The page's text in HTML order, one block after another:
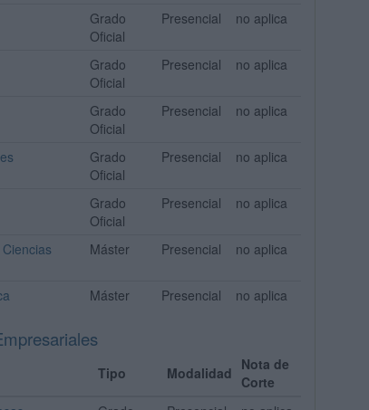
Grado
Oficial
Presencial no aplica
Grado
Oficial
Presencial no aplica
Grado
Oficial
Presencial no aplica
Grado
Oficial
Presencial no aplica
Grado
Oficial
Presencial no aplica
Máster Presencial no aplica
Máster Presencial no aplica
Tipo Modalidad Nota de
Corte